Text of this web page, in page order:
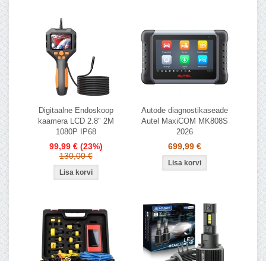
Digitaalne Endoskoop
kaamera LCD 2.8" 2M
1080P IP68
99,99 € (23%)
130,00 €
Autode diagnostikaseade
Autel MaxiCOM MK808S
2026
699,99 €